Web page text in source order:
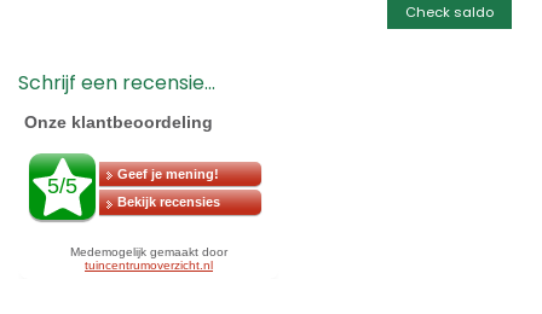
Check saldo
Schrijf een recensie...